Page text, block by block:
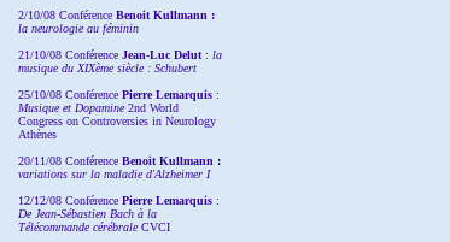
2/10/08 Conférence Benoit Kullmann :
la neurologie au féminin
21/10/08 Conférence Jean-Luc Delut : la
musique du XIXème siècle : Schubert
25/10/08 Conférence Pierre Lemarquis :
Musique et Dopamine2nd World
Congress on Controversies in Neurology
Athènes
20/11/08 Conférence Benoit Kullmann :
variations sur la maladie d'Alzheimer I
12/12/08 Conférence Pierre Lemarquis :
De Jean-Sébastien Bach à la
Télécommande cérébraleCVCI